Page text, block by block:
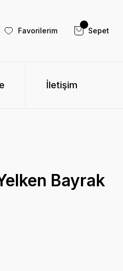
Favorilerim Sepet
İletişim
Bayrak